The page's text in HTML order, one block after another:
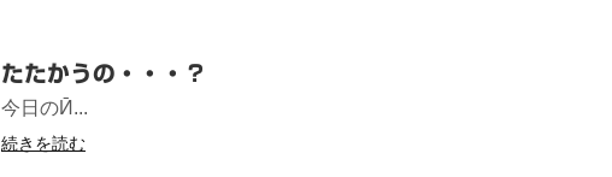
たたかうの・・・？
今日のӢ...
続きを読む